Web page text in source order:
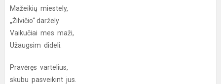
Mažeikių miestely,
„Žilvičio“ daržely
Vaikučiai mes maži,
Užaugsim dideli.
Pravėręs vartelius,
skubu pasveikint jus.